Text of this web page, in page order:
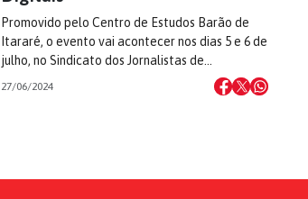
Promovido pelo Centro de Estudos Barão de
Itararé, o evento vai acontecer nos dias 5 e 6 de
julho, no Sindicato dos Jornalistas de…
27/06/2024